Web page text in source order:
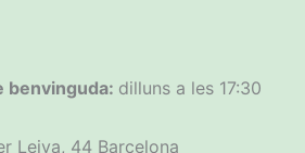
benvinguda: dilluns a les 17:30
Leiva, 44 Barcelona